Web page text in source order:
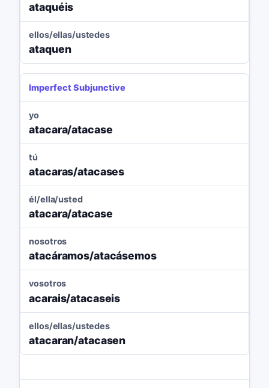
ataquéis
ellos/ellas/ustedes
ataquen
Imperfect Subjunctive
yo
atacara/atacase
tú
atacaras/atacases
él/ella/usted
atacara/atacase
nosotros
atacáramos/atacásemos
vosotros
acarais/atacaseis
ellos/ellas/ustedes
atacaran/atacasen